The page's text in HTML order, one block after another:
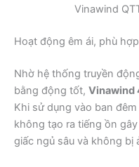
Vinawind
Hoạt động êm ái, phù
Nhờ hệ thống truyền
bằng động tốt, Vinawind
Khi sử dụng vào ban
không tạo ra tiếng ồn
giấc ngủ sâu và không bị